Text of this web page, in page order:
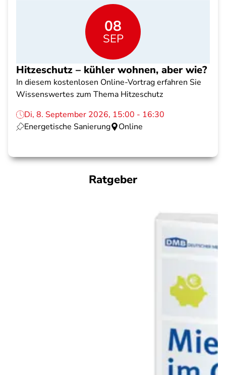
08
SEP
Hitzeschutz – kühler wohnen, aber wie?
In diesem kostenlosen Online-Vortrag erfahren Sie
Wissenswertes zum Thema Hitzeschutz
Di, 8. September 2026, 15:00 - 16:30
Energetische Sanierung
Online
Ratgeber